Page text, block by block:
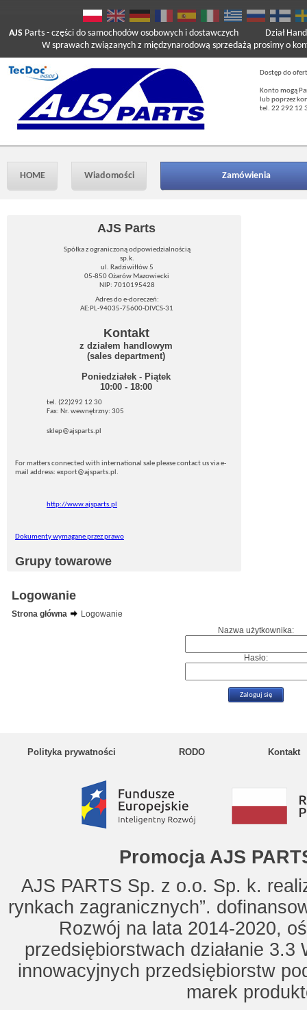
AJS Parts - części do samochodów osobowych i dostawczych
W sprawach związanych z międzynarodową sprzedażą prosimy o
Dział
Dostęp do
Konto mogą
lub poprzez
tel. 22 292 12
HOME Wiadomości Zamówienia
AJS Parts
Spółka z ograniczoną odpowiedzialnością
sp.k.
ul. Radziwiłłów 5
05-850 Ożarów Mazowiecki
NIP: 7010195428
Adres do e-doreczeń:
AE:PL-94035-75600-DIVCS-31
Kontakt
z działem handlowym
(sales department)
Poniedziałek - Piątek
10:00 - 18:00
tel. (22)292 12 30
Fax: Nr. wewnętrzny: 305
sklep@ajsparts.pl
For matters connected with international sale please contact us via e-
mail address: export@ajsparts.pl.
http://www.ajsparts.pl
Dokumenty wymagane przez prawo
Grupy towarowe
Logowanie
Strona główna
Logowanie
Nazwa użytkownika:
Hasło:
Polityka prywatności RODO Kontakt
Promocja AJS
AJS PARTS Sp. z o.o. Sp. k.
rynkach zagranicznych”.
Rozwój na lata 2014-2020,
przedsiębiorstwach działanie
innowacyjnych przedsiębiorstw
marek